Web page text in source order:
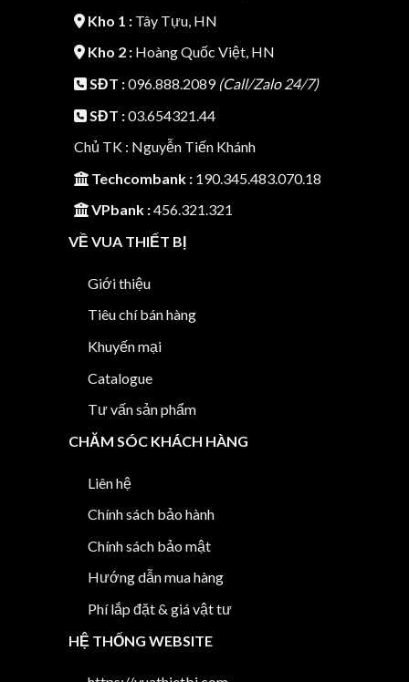
Kho 1 :Tây Tựu, HN
Kho 2 :Hoàng Quốc Việt, HN
SĐT :096.888.2089 (Call/Zalo 24/7)
SĐT :03.654321.44
Chủ TK : Nguyễn Tiến Khánh
Techcombank :190.345.483.070.18
VPbank :456.321.321
VỀ VUA THIẾT BỊ
Giới thiệu
Tiêu chí bán hàng
Khuyến mại
Catalogue
Tư vấn sản phẩm
CHĂM SÓC KHÁCH HÀNG
Liên hệ
Chính sách bảo hành
Chính sách bảo mật
Hướng dẫn mua hàng
Phí lắp đặt & giá vật tư
HỆ THỐNG WEBSITE